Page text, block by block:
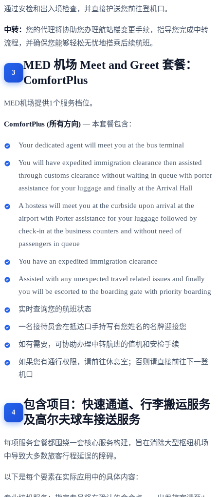
通过安检和出入境检查，并直接护送您前往登机口。
中转： 您的代理将协助您办理航站楼变更手续，指导您完成中转
流程，并确保您能够轻松无忧地搭乘后续航班。
MED 机场 Meet and Greet 套餐：
ComfortPlus
MED机场提供1个服务档位。
ComfortPlus (所有方向) — 本套餐包含：
Your dedicated agent will meet you at the bus terminal
You will have expedited immigration clearance then assisted
through customs clearance without waiting in queue with porter
assistance for your luggage and finally at the Arrival Hall
A hostess will meet you at the curbside upon arrival at the
airport with Porter assistance for your luggage followed by
check-in at the business counters and without need of
passengers in queue
You have an expedited immigration clearance
Assisted with any unexpected travel related issues and finally
you will be escorted to the boarding gate with priority boarding
实时查询您的航班状态
一名接待员会在抵达口手持写有您姓名的名牌迎接您
如有需要，可协助办理中转航班的值机和安检手续
如果您有通行权限，请前往休息室；否则请直接前往下一登
机口
包含项目：快速通道、行李搬运服务
及高尔夫球车接送服务
每项服务套餐都围绕一套核心服务构建，旨在消除大型枢纽机场
中导致大多数旅客行程延误的障碍。
以下是每个要素在实际应用中的具体内容：